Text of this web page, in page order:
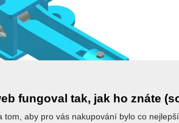
fungoval tak, jak ho znáte
tom, aby pro vás nakupování bylo co